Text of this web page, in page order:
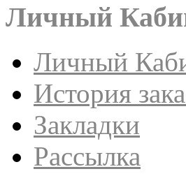
Личный
Личный
История
Закладки
Рассылка